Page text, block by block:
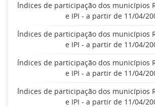
Índices de participação dos municípios
e IPI - a partir de 11/04/
Índices de participação dos municípios
e IPI - a partir de 11/04/
Índices de participação dos municípios
e IPI - a partir de 11/04/
Índices de participação dos municípios
e IPI - a partir de 11/04/